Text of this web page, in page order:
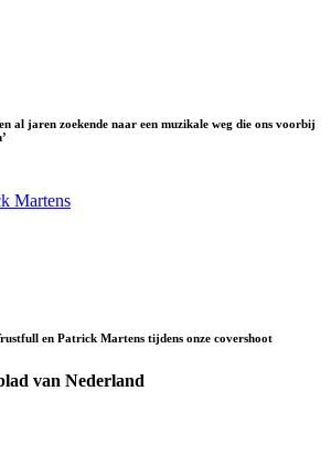
al jaren zoekende naar een muzikale weg die ons voorbij
Martens
en Patrick Martens tijdens onze covershoot
van Nederland